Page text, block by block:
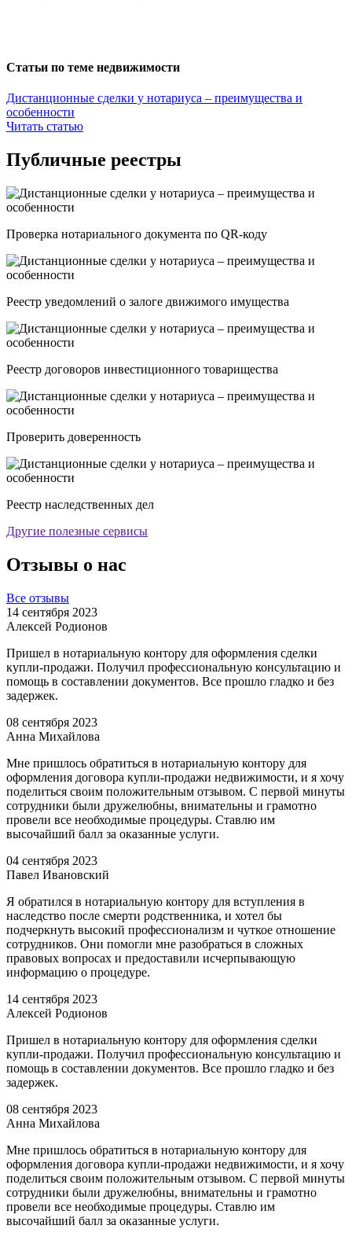
Статьи по теме недвижимости
Дистанционные сделки у нотариуса – преимущества и
особенности
Читать статью
Публичные реестры
Проверка нотариального документа по QR-коду
Реестр уведомлений о залоге движимого имущества
Реестр договоров инвестиционного товарищества
Проверить доверенность
Реестр наследственных дел
Другие полезные сервисы
Отзывы о нас
Все отзывы
14 сентября 2023
Алексей Родионов
Пришел в нотариальную контору для оформления сделки
купли-продажи. Получил профессиональную консультацию и
помощь в составлении документов. Все прошло гладко и без
задержек.
08 сентября 2023
Анна Михайлова
Мне пришлось обратиться в нотариальную контору для
оформления договора купли-продажи недвижимости, и я хочу
поделиться своим положительным отзывом. С первой минуты
сотрудники были дружелюбны, внимательны и грамотно
провели все необходимые процедуры. Ставлю им
высочайший балл за оказанные услуги.
04 сентября 2023
Павел Ивановский
Я обратился в нотариальную контору для вступления в
наследство после смерти родственника, и хотел бы
подчеркнуть высокий профессионализм и чуткое отношение
сотрудников. Они помогли мне разобраться в сложных
правовых вопросах и предоставили исчерпывающую
информацию о процедуре.
14 сентября 2023
Алексей Родионов
Пришел в нотариальную контору для оформления сделки
купли-продажи. Получил профессиональную консультацию и
помощь в составлении документов. Все прошло гладко и без
задержек.
08 сентября 2023
Анна Михайлова
Мне пришлось обратиться в нотариальную контору для
оформления договора купли-продажи недвижимости, и я хочу
поделиться своим положительным отзывом. С первой минуты
сотрудники были дружелюбны, внимательны и грамотно
провели все необходимые процедуры. Ставлю им
высочайший балл за оказанные услуги.